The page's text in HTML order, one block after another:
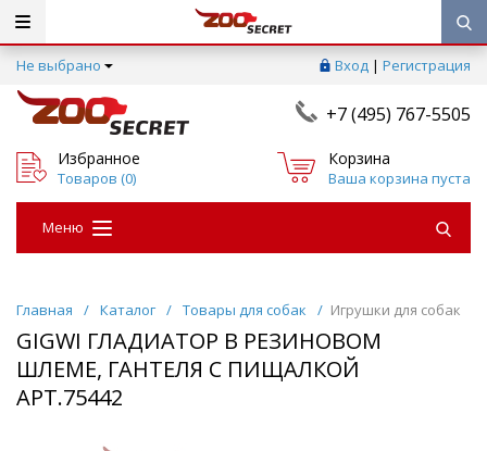
Не выбрано Вход | Регистрация
+7 (495) 767-5505
Избранное
Товаров (0)
Корзина
Ваша корзина пуста
Меню
Главная / Каталог / Товары для собак / Игрушки для собак
GIGWI ГЛАДИАТОР В РЕЗИНОВОМ
ШЛЕМЕ, ГАНТЕЛЯ С ПИЩАЛКОЙ
АРТ.75442